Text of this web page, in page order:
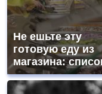
Не ешьте эту
готовую еду из
магазина: